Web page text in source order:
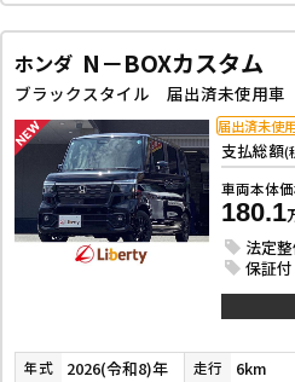
ホンダ N－BOXカスタム
支払総額(
車両本体
180.1
法定
保証
届出済未使
年式 2026(令和8)年 走行 6km